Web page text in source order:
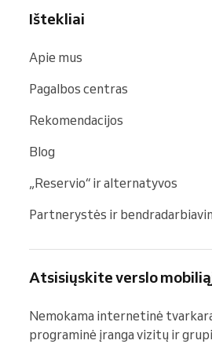
Ištekliai
Apie mus
Pagalbos centras
Rekomendacijos
Blog
„Reservio“ ir alternatyvos
Partnerystės ir
Atsisiųskite verslo
Nemokama internetinė
programinė įranga vizitų ir